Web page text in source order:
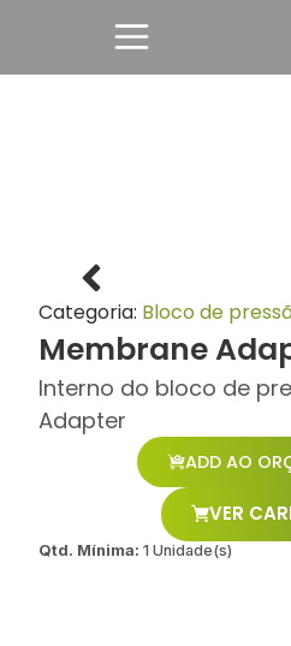
Categoria: Bloco de
Membrane
Interno do bloco de
Adapter
ADD AO
VER
Qtd. Mínima: 1 Unidade(s)